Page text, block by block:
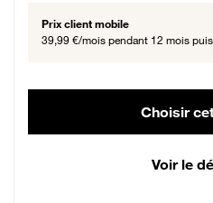
Prix client mobile
39,99 €/mois pendant 12 mois puis
Choisir
Voir le